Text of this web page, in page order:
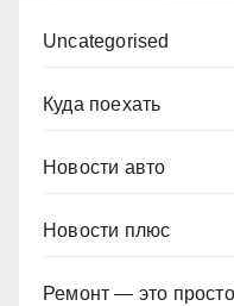
Uncategorised
Куда поехать
Новости авто
Новости плюс
Ремонт — это просто